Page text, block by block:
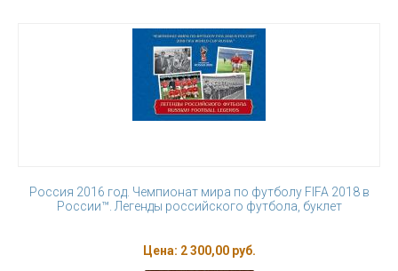
Россия 2016 год. Чемпионат мира по футболу FIFA 2018 в
России™. Легенды российского футбола, буклет
Цена: 2 300,00 руб.